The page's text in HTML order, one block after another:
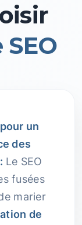
un
des
Le SEO
fusées
marier
de